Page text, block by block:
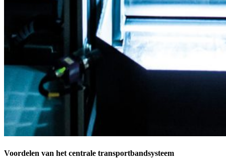
Voordelen van het centrale transportbandsysteem